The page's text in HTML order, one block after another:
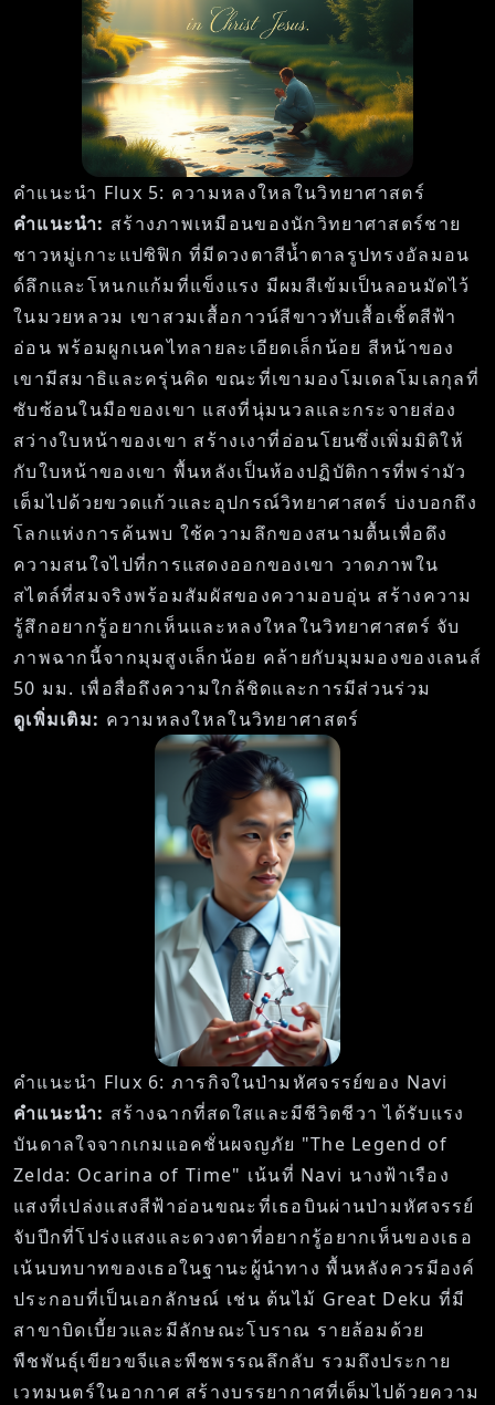
คำแนะนำ Flux 5: ความหลงใหลในวิทยาศาสตร์
คำแนะนำ: สร้างภาพเหมือนของนักวิทยาศาสตร์ชาย
ชาวหมู่เกาะแปซิฟิก ที่มีดวงตาสีน้ำตาลรูปทรงอัลมอน
ด์ลึกและโหนกแก้มที่แข็งแรง มีผมสีเข้มเป็นลอนมัดไว้
ในมวยหลวม เขาสวมเสื้อกาวน์สีขาวทับเสื้อเชิ้ตสีฟ้า
อ่อน พร้อมผูกเนคไทลายละเอียดเล็กน้อย สีหน้าของ
เขามีสมาธิและครุ่นคิด ขณะที่เขามองโมเดลโมเลกุลที่
ซับซ้อนในมือของเขา แสงที่นุ่มนวลและกระจายส่อง
สว่างใบหน้าของเขา สร้างเงาที่อ่อนโยนซึ่งเพิ่มมิติให้
กับใบหน้าของเขา พื้นหลังเป็นห้องปฏิบัติการที่พร่ามัว
เต็มไปด้วยขวดแก้วและอุปกรณ์วิทยาศาสตร์ บ่งบอกถึง
โลกแห่งการค้นพบ ใช้ความลึกของสนามตื้นเพื่อดึง
ความสนใจไปที่การแสดงออกของเขา วาดภาพใน
สไตล์ที่สมจริงพร้อมสัมผัสของความอบอุ่น สร้างความ
รู้สึกอยากรู้อยากเห็นและหลงใหลในวิทยาศาสตร์ จับ
ภาพฉากนี้จากมุมสูงเล็กน้อย คล้ายกับมุมมองของเลนส์
50 มม. เพื่อสื่อถึงความใกล้ชิดและการมีส่วนร่วม
ดูเพิ่มเติม: ความหลงใหลในวิทยาศาสตร์
คำแนะนำ Flux 6: ภารกิจในป่ามหัศจรรย์ของ Navi
คำแนะนำ: สร้างฉากที่สดใสและมีชีวิตชีวา ได้รับแรง
บันดาลใจจากเกมแอคชั่นผจญภัย "The Legend of
Zelda: Ocarina of Time" เน้นที่ Navi นางฟ้าเรือง
แสงที่เปล่งแสงสีฟ้าอ่อนขณะที่เธอบินผ่านป่ามหัศจรรย์
จับปีกที่โปร่งแสงและดวงตาที่อยากรู้อยากเห็นของเธอ
เน้นบทบาทของเธอในฐานะผู้นำทาง พื้นหลังควรมีองค์
ประกอบที่เป็นเอกลักษณ์ เช่น ต้นไม้ Great Deku ที่มี
สาขาบิดเบี้ยวและมีลักษณะโบราณ รายล้อมด้วย
พืชพันธุ์เขียวขจีและพืชพรรณลึกลับ รวมถึงประกาย
เวทมนตร์ในอากาศ สร้างบรรยากาศที่เต็มไปด้วยความ